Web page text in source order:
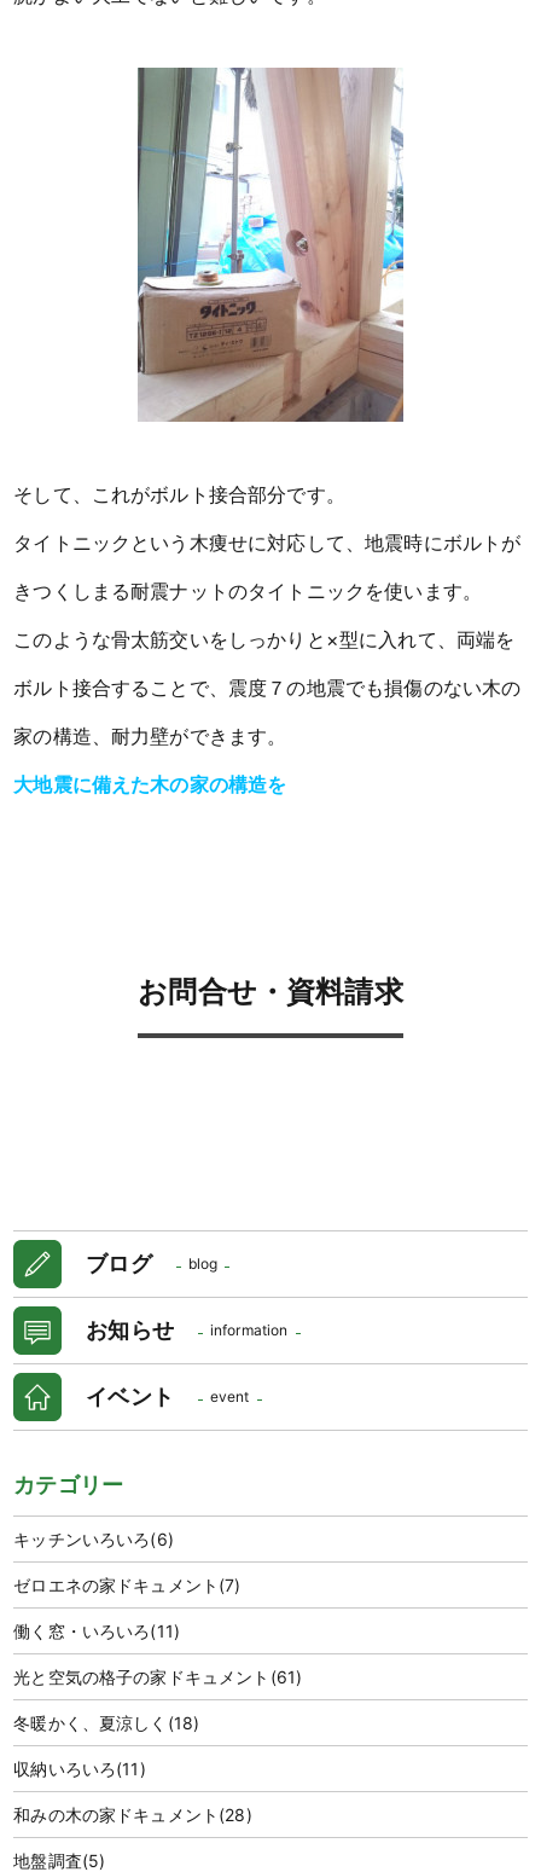
そして、これがボルト接合部分です。
タイトニックという木痩せに対応して、地震時にボルトが
きつくしまる耐震ナットのタイトニックを使います。
このような骨太筋交いをしっかりと×型に入れて、両端を
ボルト接合することで、震度７の地震でも損傷のない木の
家の構造、耐力壁ができます。
大地震に備えた木の家の構造を
お問合せ・資料請求
ブログ blog
お知らせ information
イベント event
カテゴリー
キッチンいろいろ(6)
ゼロエネの家ドキュメント (7)
働く窓・いろいろ(11)
光と空気の格子の家ドキュメント (61)
冬暖かく、夏涼しく (18)
収納いろいろ(11)
和みの木の家ドキュメント (28)
地盤調査(5)